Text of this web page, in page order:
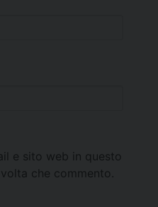
e sito web in questo
che commento.